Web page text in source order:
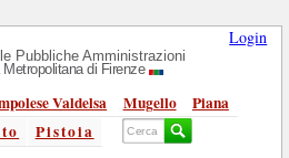
Login
Pubbliche Amministrazioni
di Firenze
Valdelsa Mugello
Piana
Pistoia